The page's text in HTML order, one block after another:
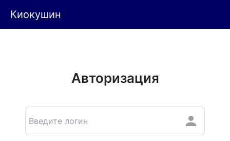
Киокушин
Авторизация